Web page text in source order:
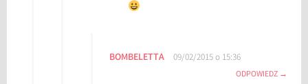
BOMBELETTA 09/02/2015 o 15:36
ODPOWIEDZ